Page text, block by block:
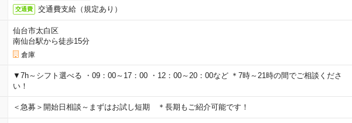
交通費 交通費支給（規定あり）
仙台市太白区
南仙台駅から徒歩15分
倉庫
▼7h～シフト選べる ・09：00～17：00 ・12：00～20：00など ＊7時～21時の間でご相談くださ
い！
＜急募＞開始日相談～まずはお試し短期 ＊長期もご紹介可能です！